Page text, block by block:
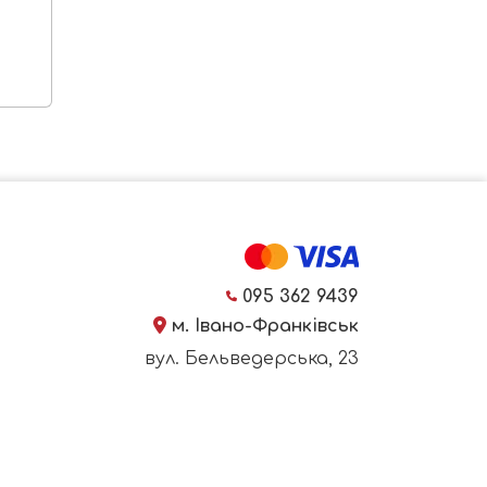
095 362 9439
м. Івано-Франківськ
вул. Бельведерська, 23